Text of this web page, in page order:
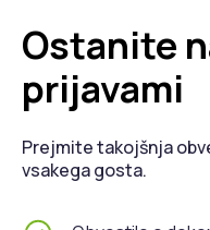
Ostanite
prijavami
Prejmite takojšnja
vsakega gosta.